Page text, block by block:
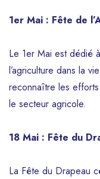
1er Mai : Fête de
Le 1er Mai est dédié
l’agriculture dans la
reconnaître les
le secteur agricole.
18 Mai : Fête du
La Fête du Drapeau